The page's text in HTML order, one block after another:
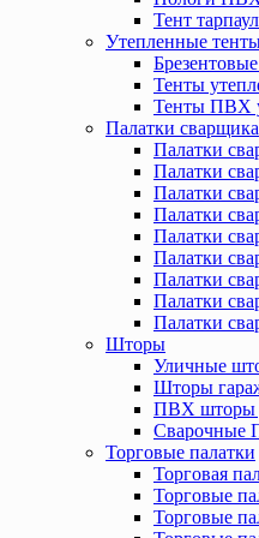
Тент
Утепленные
Тенты
Тенты ПВХ
Палатки сварщика
Палатки
Палатки
Палатки
Палатки
Палатки
Палатки
Палатки
Палатки
Палатки
Шторы
Уличные
Шторы
ПВХ шторы
Сварочные
Торговые палатки
Торговая
Торговые
Торговые